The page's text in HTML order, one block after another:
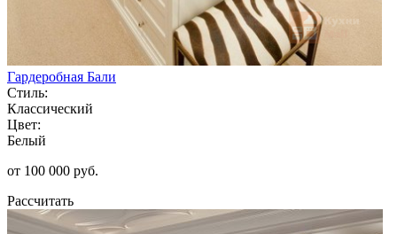
Гардеробная Бали
Стиль:
Классический
Цвет:
Белый
от 100 000 руб.
Рассчитать